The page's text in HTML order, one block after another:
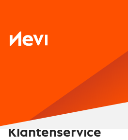
Nevi
Klantenservice